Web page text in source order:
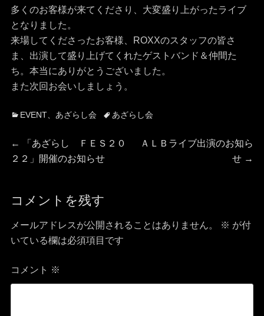
多くのお客様が来てくださり、大変盛り上がったライブ
となりました。
来場してくださったお客様、ROXXのスタッフの皆さ
ま、出演して盛り上げてくれたゲストバンド＆仲間た
ち。本当にありがとうございました。
また次回お会いしましょう。
カ
リ
EVENT、 あざらし会
タ あざらし会
投
ナ
ビ
ゲ
ー
←
前
の
「あざらし ＦＥＳ２０
２２」開催のお知らせ
次
ＡＬＢライブ出演のお知ら
せ →
コメントを残す
メールアドレスが公開されることはありません。 ※ が付
いている欄は必須項目です
コメント ※